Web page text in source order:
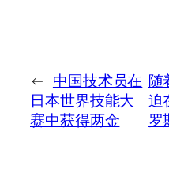
← 中国技术员在
日本世界技能大
赛中获得两金
随
迫
罗